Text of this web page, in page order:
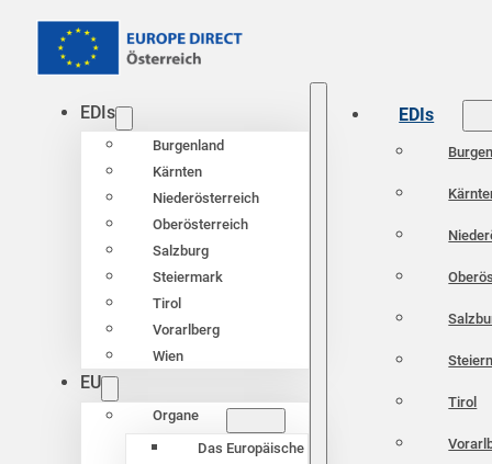
EDIs
Burgenland
Kärnten
Niederösterreich
Oberösterreich
Salzburg
Steiermark
Tirol
Vorarlberg
Wien
EU
Organe
Das Europäische
EDIs
Tirol